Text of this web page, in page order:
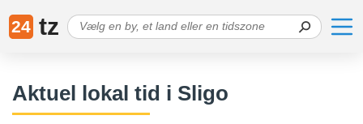
24 tz
Aktuel lokal tid i Sligo